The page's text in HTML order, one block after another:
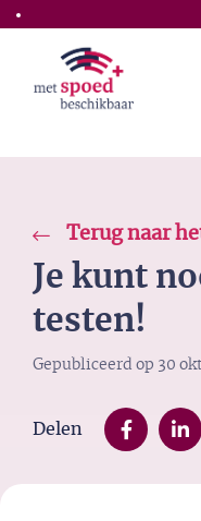
Skip to the main
Terug naar
Je kunt
testen!
Gepubliceerd op 30
Delen